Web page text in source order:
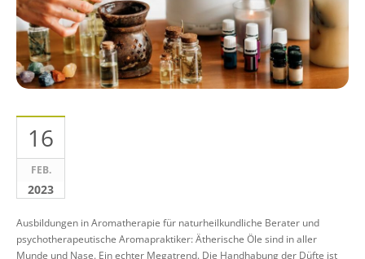
16
FEB.
2023
Ausbildungen in Aromatherapie für naturheilkundliche Berater und
psychotherapeutische Aromapraktiker: Ätherische Öle sind in aller
Munde und Nase. Ein echter Megatrend. Die Handhabung der Düfte ist